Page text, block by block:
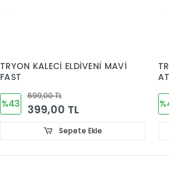
TRYON KALECİ ELDİVENİ MAVİ
FAST
%43
699,00 TL
399,00 TL
Sepete Ekle